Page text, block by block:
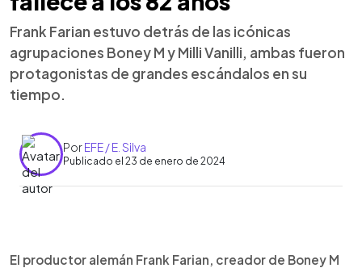
Frank Farian estuvo detrás de las icónicas
agrupaciones Boney M y Milli Vanilli, ambas fueron
protagonistas de grandes escándalos en su
tiempo.
PorEFE / E. Silva
Publicado el 23 de enero de 2024
► Escuchar artículo
El productor alemán Frank Farian, creador de Boney M